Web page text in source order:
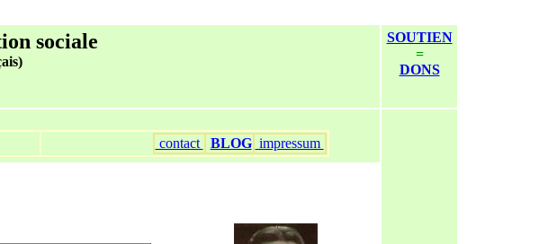
sociale
SOUTIEN
=
DONS
contact BLOG impressum